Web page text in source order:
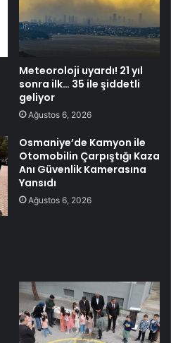
Meteoroloji uyardı! 21 yıl
sonra ilk… 35 ile şiddetli
geliyor
Ağustos 6, 2026
Osmaniye’de Kamyon ile
Otomobilin Çarpıştığı Kaza
Anı Güvenlik Kamerasına
Yansıdı
Ağustos 6, 2026